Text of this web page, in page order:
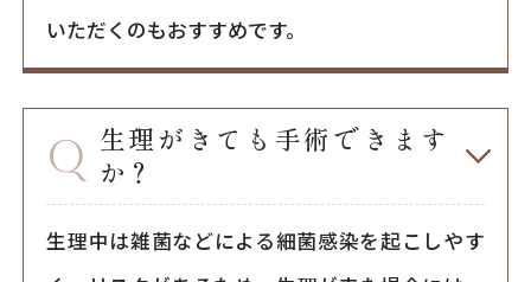
いただくのもおすすめです。
生理がきても手術できます
か？
生理中は雑菌などによる細菌感染を起こしやす